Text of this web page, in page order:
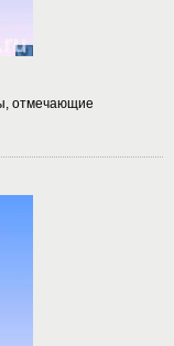
отмечающие